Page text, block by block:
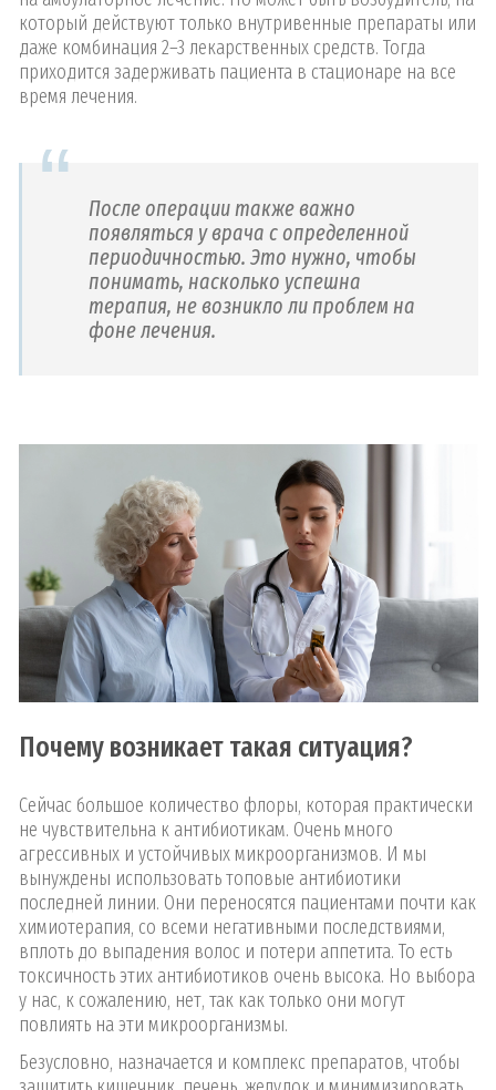
который действуют только внутривенные препараты или
даже комбинация 2–3 лекарственных средств. Тогда
приходится задерживать пациента в стационаре на все
время лечения.
После операции также важно
появляться у врача с определенной
периодичностью. Это нужно, чтобы
понимать, насколько успешна
терапия, не возникло ли проблем на
фоне лечения.
Почему возникает такая ситуация?
Сейчас большое количество флоры, которая практически
не чувствительна к антибиотикам. Очень много
агрессивных и устойчивых микроорганизмов. И мы
вынуждены использовать топовые антибиотики
последней линии. Они переносятся пациентами почти как
химиотерапия, со всеми негативными последствиями,
вплоть до выпадения волос и потери аппетита. То есть
токсичность этих антибиотиков очень высока. Но выбора
у нас, к сожалению, нет, так как только они могут
повлиять на эти микроорганизмы.
Безусловно, назначается и комплекс препаратов, чтобы